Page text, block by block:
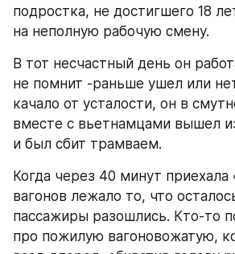
подростка, не достигшего 18
на неполную рабочую смену.
В тот несчастный день он
не помнит -раньше ушел или
качало от усталости, он в
вместе с вьетнамцами вышел
и был сбит трамваем.
Когда через 40 минут
вагонов лежало то, что
пассажиры разошлись. Кто-то
про пожилую вагоновожатую,